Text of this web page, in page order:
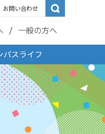
お問い合わせ
一般の方へ
パスライフ